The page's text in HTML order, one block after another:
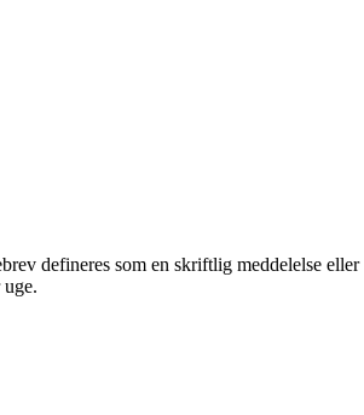
defineres som en skriftlig meddelelse eller